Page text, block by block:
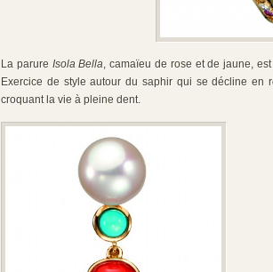
La parure Isola Bella, camaïeu de rose et de jaune,
Exercice de style autour du saphir qui se décline
croquant la vie à pleine dent.